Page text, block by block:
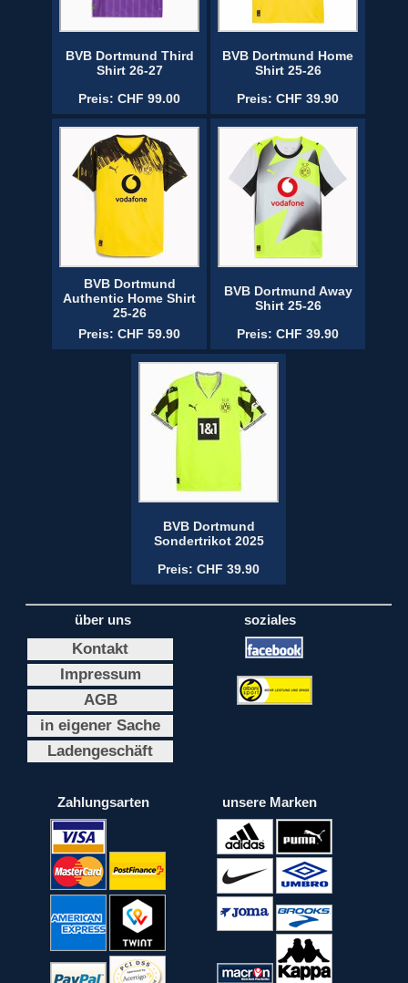
BVB Dortmund Third
Shirt 26-27
Preis: CHF 99.00
BVB Dortmund Home
Shirt 25-26
Preis: CHF 39.90
BVB Dortmund
Authentic Home Shirt
25-26
Preis: CHF 59.90
BVB Dortmund Away
Shirt 25-26
Preis: CHF 39.90
BVB Dortmund
Sondertrikot 2025
Preis: CHF 39.90
über uns
Kontakt
Impressum
AGB
in eigener Sache
Ladengeschäft
soziales
Zahlungsarten unsere Marken